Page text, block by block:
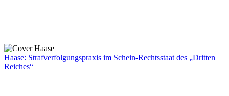
Haase: Strafverfolgungspraxis im Schein-Rechtsstaat des „Dritten
Reiches“